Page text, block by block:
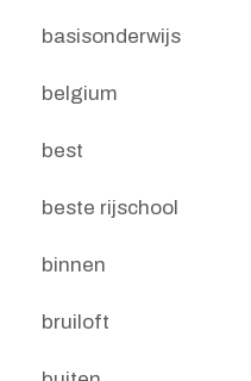
basisonderwijs
belgium
best
beste rijschool
binnen
bruiloft